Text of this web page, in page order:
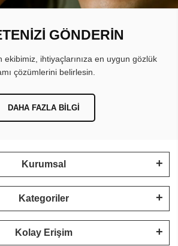
GÖNDERİN
ekibimiz, ihtiyaçlarınıza en uygun gözlük
çözümlerini belirlesin.
DAHA FAZLA BILGI
Kurumsal
Kategoriler
Kolay Erişim